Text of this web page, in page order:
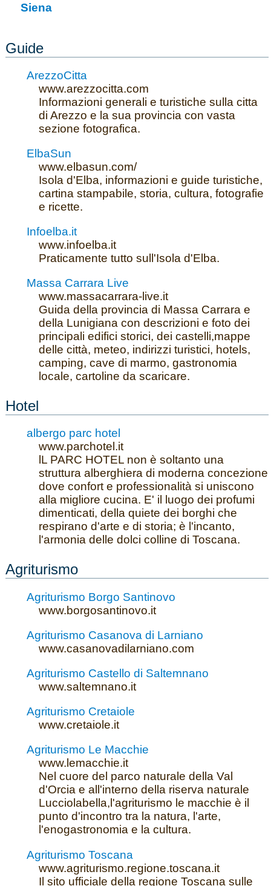
Siena
Guide
ArezzoCitta
www.arezzocitta.com
Informazioni generali e turistiche sulla citta
di Arezzo e la sua provincia con vasta
sezione fotografica.
ElbaSun
www.elbasun.com/
Isola d'Elba, informazioni e guide turistiche,
cartina stampabile, storia, cultura, fotografie
e ricette.
Infoelba.it
www.infoelba.it
Praticamente tutto sull'Isola d'Elba.
Massa Carrara Live
www.massacarrara-live.it
Guida della provincia di Massa Carrara e
della Lunigiana con descrizioni e foto dei
principali edifici storici, dei castelli,mappe
delle città, meteo, indirizzi turistici, hotels,
camping, cave di marmo, gastronomia
locale, cartoline da scaricare.
Hotel
albergo parc hotel
www.parchotel.it
lL PARC HOTEL non è soltanto una
struttura alberghiera di moderna concezione
dove confort e professionalità si uniscono
alla migliore cucina. E' il luogo dei profumi
dimenticati, della quiete dei borghi che
respirano d'arte e di storia; è l'incanto,
l'armonia delle dolci colline di Toscana.
Agriturismo
Agriturismo Borgo Santinovo
www.borgosantinovo.it
Agriturismo Casanova di Larniano
www.casanovadilarniano.com
Agriturismo Castello di Saltemnano
www.saltemnano.it
Agriturismo Cretaiole
www.cretaiole.it
Agriturismo Le Macchie
www.lemacchie.it
Nel cuore del parco naturale della Val
d'Orcia e all'interno della riserva naturale
Lucciolabella,l'agriturismo le macchie è il
punto d'incontro tra la natura, l'arte,
l'enogastronomia e la cultura.
Agriturismo Toscana
www.agriturismo.regione.toscana.it
Il sito ufficiale della regione Toscana sulle